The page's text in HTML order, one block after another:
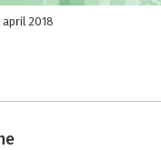
april 2018